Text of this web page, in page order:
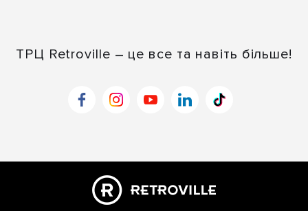
ТРЦ Retroville – це все та навіть більше!